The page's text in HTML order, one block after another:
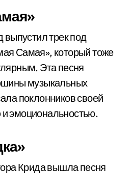
Самая», который тоже
Эта песня
музыкальных
поклонников своей
эмоциональностью.